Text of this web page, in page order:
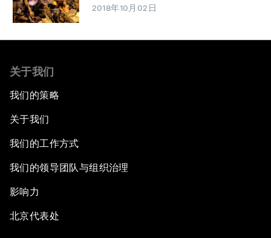
2018年10月02日
关于我们
我们的策略
关于我们
我们的工作方式
我们的领导团队与组织治理
影响力
北京代表处